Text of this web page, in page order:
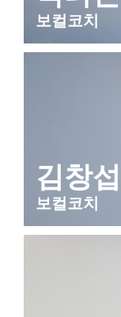
보컬코치
김창섭
보컬코치